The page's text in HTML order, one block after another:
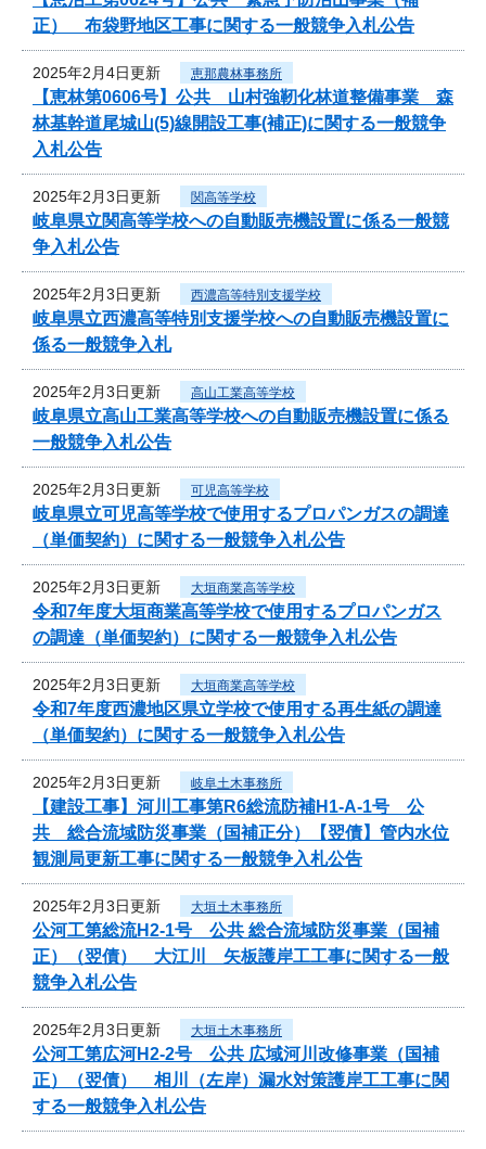
正） 布袋野地区工事に関する一般競争入札公告
2025年2月4日更新 恵那農林事務所
【恵林第0606号】公共 山村強靭化林道整備事業 森
林基幹道尾城山(5)線開設工事(補正)に関する一般競争
入札公告
2025年2月3日更新 関高等学校
岐阜県立関高等学校への自動販売機設置に係る一般競
争入札公告
2025年2月3日更新 西濃高等特別支援学校
岐阜県立西濃高等特別支援学校への自動販売機設置に
係る一般競争入札
2025年2月3日更新 高山工業高等学校
岐阜県立高山工業高等学校への自動販売機設置に係る
一般競争入札公告
2025年2月3日更新 可児高等学校
岐阜県立可児高等学校で使用するプロパンガスの調達
（単価契約）に関する一般競争入札公告
2025年2月3日更新 大垣商業高等学校
令和7年度大垣商業高等学校で使用するプロパンガス
の調達（単価契約）に関する一般競争入札公告
2025年2月3日更新 大垣商業高等学校
令和7年度西濃地区県立学校で使用する再生紙の調達
（単価契約）に関する一般競争入札公告
2025年2月3日更新 岐阜土木事務所
【建設工事】河川工事第R6総流防補H1-A-1号 公
共 総合流域防災事業（国補正分）【翌債】管内水位
観測局更新工事に関する一般競争入札公告
2025年2月3日更新 大垣土木事務所
公河工第総流H2-1号 公共 総合流域防災事業（国補
正）（翌債） 大江川 矢板護岸工工事に関する一般
競争入札公告
2025年2月3日更新 大垣土木事務所
公河工第広河H2-2号 公共 広域河川改修事業（国補
正）（翌債） 相川（左岸）漏水対策護岸工工事に関
する一般競争入札公告